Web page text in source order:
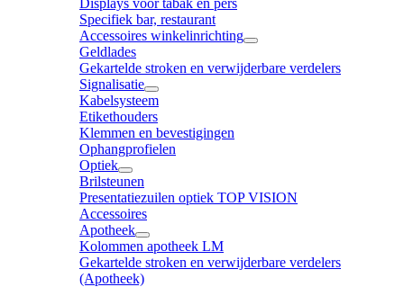
Displays voor tabak en pers
Specifiek bar, restaurant
Accessoires winkelinrichting
Geldlades
Gekartelde stroken en verwijderbare verdelers
Signalisatie
Kabelsysteem
Etikethouders
Klemmen en bevestigingen
Ophangprofielen
Optiek
Brilsteunen
Presentatiezuilen optiek TOP VISION
Accessoires
Apotheek
Kolommen apotheek LM
Gekartelde stroken en verwijderbare verdelers
(Apotheek)